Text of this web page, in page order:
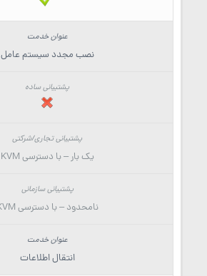
نصب مجدد سیستم عامل
یک بار – با دسترسی KVM
نامحدود – با دسترسی KVM
انتقال اطلاعات